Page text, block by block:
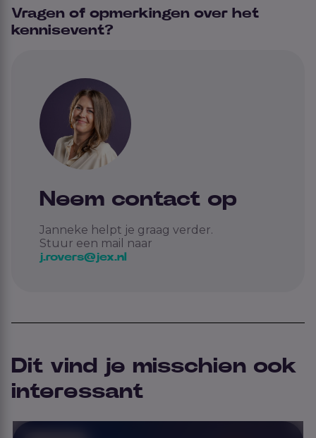
Vragen of opmerkingen over het
kennisevent?
Neem contact op
Janneke helpt je graag verder.
Stuur een mail naar
j.rovers@jex.nl
Dit vind je misschien ook
interessant